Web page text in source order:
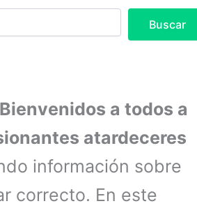
Buscar
a todos a
atardeceres
información sobre
correcto. En este